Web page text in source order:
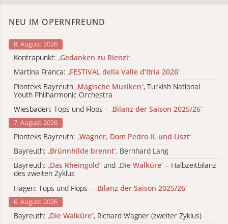
NEU IM OPERNFREUND
8. August 2026
Kontrapunkt: „Gedanken zu Rienzi“
Martina Franca: „FESTIVAL della Valle d’Itria 2026“
Pionteks Bayreuth „Magische Musiken“, Turkish National
Youth Philharmonic Orchestra
Wiesbaden: Tops und Flops – „Bilanz der Saison 2025/26“
7. August 2026
Pionteks Bayreuth: „Wagner, Dom Pedro II. und Liszt“
Bayreuth: „Brünnhilde brennt“, Bernhard Lang
Bayreuth: „Das Rheingold“ und „Die Walküre“ – Halbzeitbilanz
des zweiten Zyklus
Hagen: Tops und Flops – „Bilanz der Saison 2025/26“
6. August 2026
Bayreuth: „Die Walküre“, Richard Wagner (zweiter Zyklus)